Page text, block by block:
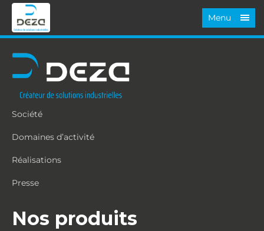
Menu
Société
Domaines d’activité
Réalisations
Presse
Nos produits